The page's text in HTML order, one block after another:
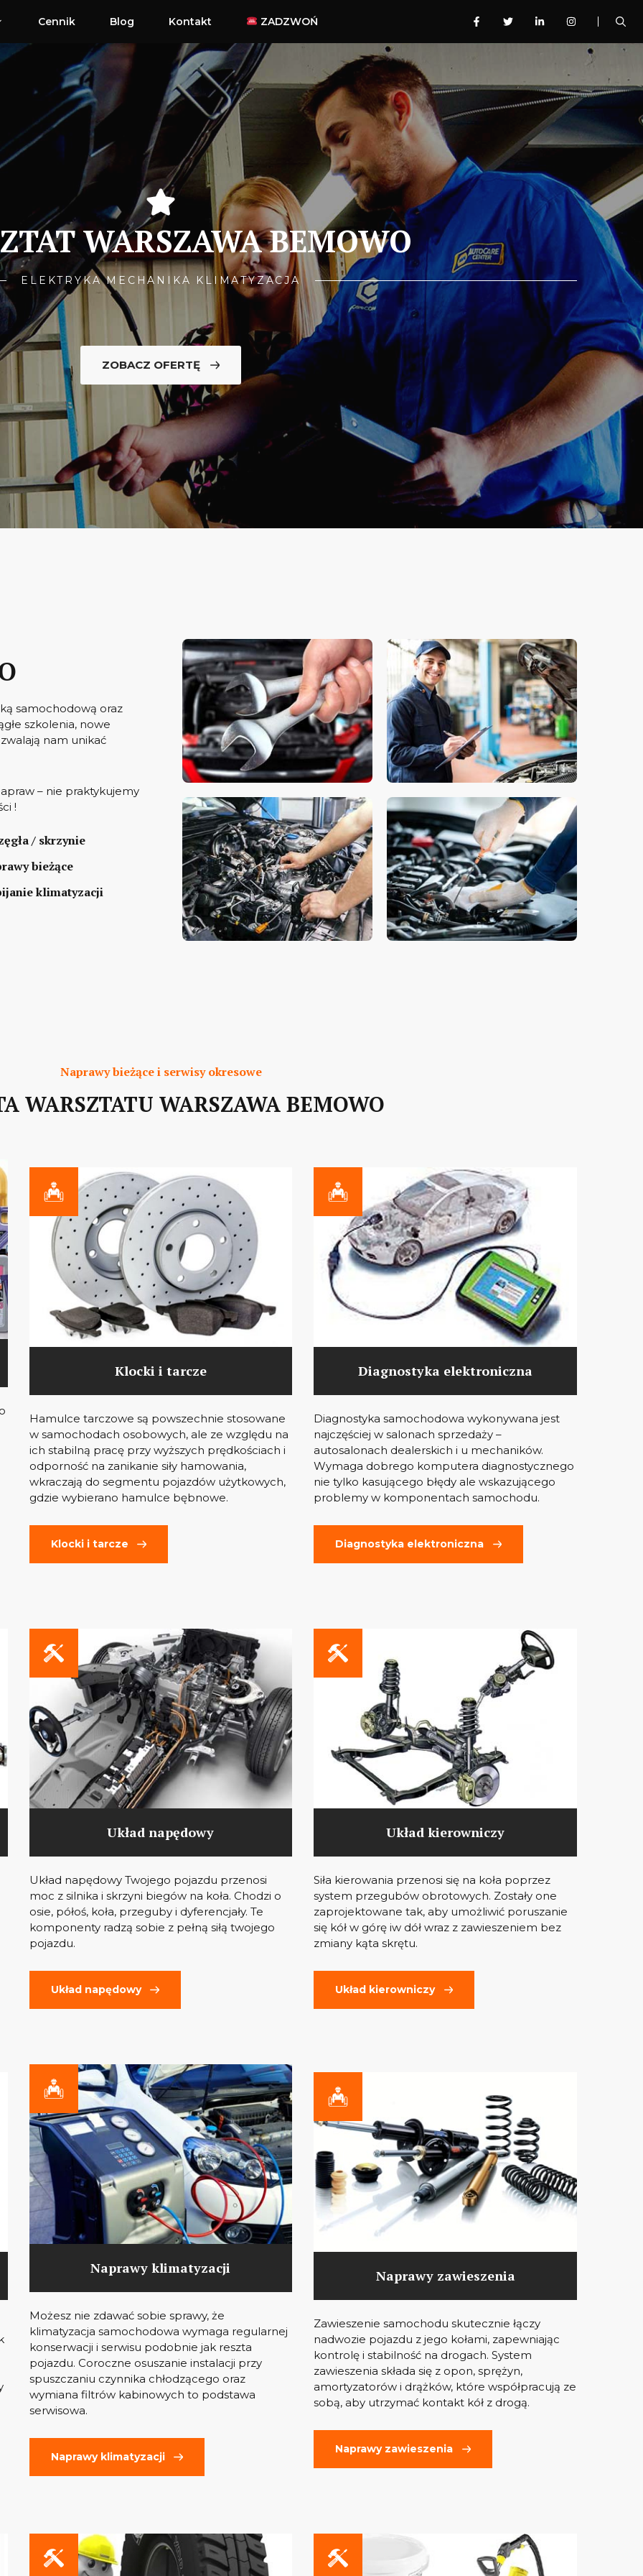
Cennik Blog Kontakt ZADZWOŃ
WARSZAWA BEMOWO
ELEKTRYKA MECHANIKA KLIMATYZACJA
ZOBACZ OFERTĘ
samochodową oraz
szkolenia, nowe
nam unikać
– nie praktykujemy
!
/ skrzynie
bieżące
klimatyzacji
Naprawy bieżące i serwisy okresowe
WARSZTATU WARSZAWA BEMOWO
Klocki i tarcze
Hamulce tarczowe są powszechnie stosowane
w samochodach osobowych, ale ze względu na
ich stabilną pracę przy wyższych prędkościach i
odporność na zanikanie siły hamowania,
wkraczają do segmentu pojazdów użytkowych,
gdzie wybierano hamulce bębnowe.
Klocki i tarcze
Diagnostyka elektroniczna
Diagnostyka samochodowa wykonywana jest
najczęściej w salonach sprzedaży –
autosalonach dealerskich i u mechaników.
Wymaga dobrego komputera diagnostycznego
nie tylko kasującego błędy ale wskazującego
problemy w komponentach samochodu.
Diagnostyka elektroniczna
Układ napędowy
Układ napędowy Twojego pojazdu przenosi
moc z silnika i skrzyni biegów na koła. Chodzi o
osie, półoś, koła, przeguby i dyferencjały. Te
komponenty radzą sobie z pełną siłą twojego
pojazdu.
Układ napędowy
Układ kierowniczy
Siła kierowania przenosi się na koła poprzez
system przegubów obrotowych. Zostały one
zaprojektowane tak, aby umożliwić poruszanie
się kół w górę iw dół wraz z zawieszeniem bez
zmiany kąta skrętu.
Układ kierowniczy
Naprawy klimatyzacji
Możesz nie zdawać sobie sprawy, że
klimatyzacja samochodowa wymaga regularnej
konserwacji i serwisu podobnie jak reszta
pojazdu. Coroczne osuszanie instalacji przy
spuszczaniu czynnika chłodzącego oraz
wymiana filtrów kabinowych to podstawa
serwisowa.
Naprawy klimatyzacji
Naprawy zawieszenia
Zawieszenie samochodu skutecznie łączy
nadwozie pojazdu z jego kołami, zapewniając
kontrolę i stabilność na drogach. System
zawieszenia składa się z opon, sprężyn,
amortyzatorów i drążków, które współpracują ze
sobą, aby utrzymać kontakt kół z drogą.
Naprawy zawieszenia